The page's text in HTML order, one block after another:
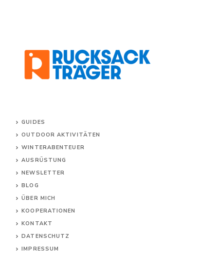
GUIDES
OUTDOOR AKTIVITÄTEN
WINTERABENTEUER
AUSRÜSTUNG
NEWSLETTER
BLOG
ÜBER MICH
KOOPERATIONEN
KONTAKT
DATENSCHUTZ
IMPRESSUM